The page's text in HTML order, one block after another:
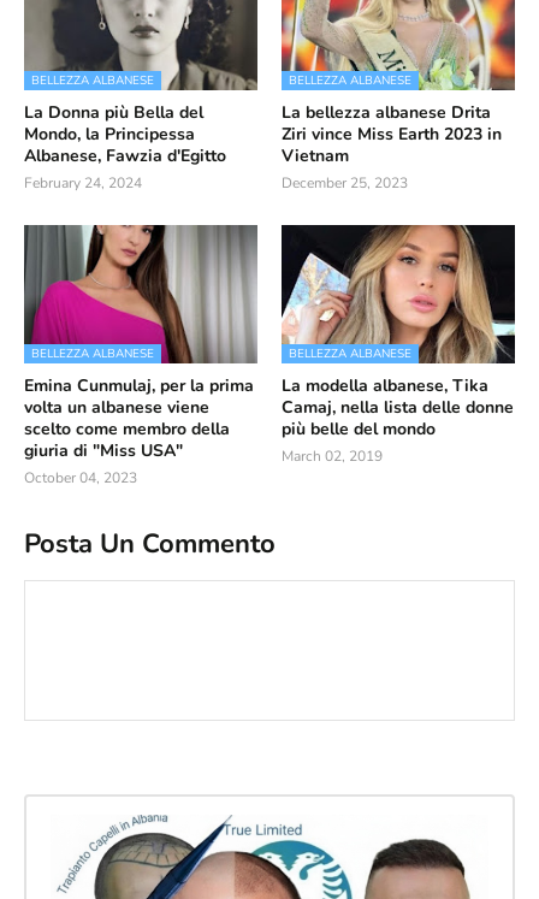
BELLEZZA ALBANESE
La Donna più Bella del
Mondo, la Principessa
Albanese, Fawzia d'Egitto
February 24, 2024
BELLEZZA ALBANESE
La bellezza albanese Drita
Ziri vince Miss Earth 2023 in
Vietnam
December 25, 2023
BELLEZZA ALBANESE
Emina Cunmulaj, per la prima
volta un albanese viene
scelto come membro della
giuria di "Miss USA"
October 04, 2023
BELLEZZA ALBANESE
La modella albanese, Tika
Camaj, nella lista delle donne
più belle del mondo
March 02, 2019
Posta Un Commento